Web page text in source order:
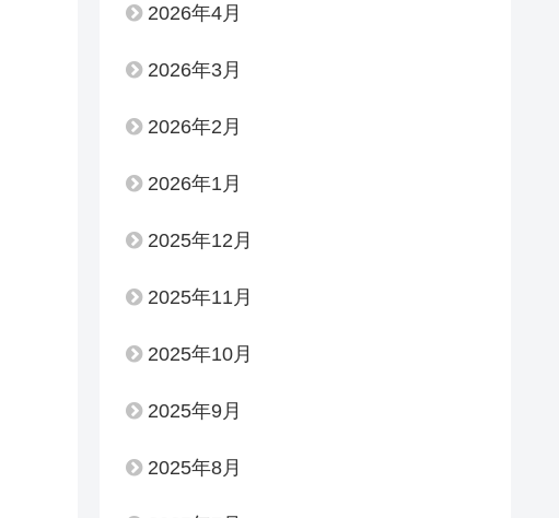
2026年4月
2026年3月
2026年2月
2026年1月
2025年12月
2025年11月
2025年10月
2025年9月
2025年8月